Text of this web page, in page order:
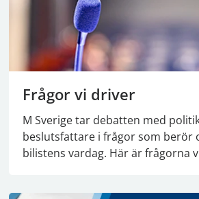
Frågor vi driver
M Sverige tar debatten med
beslutsfattare i frågor som berör
bilistens vardag. Här är frågorna